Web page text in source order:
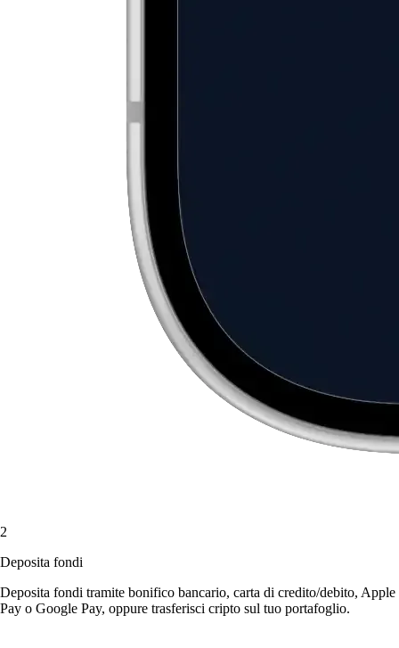
2
Deposita fondi
Deposita fondi tramite bonifico bancario, carta di credito/debito, Apple
Pay o Google Pay, oppure trasferisci cripto sul tuo portafoglio.